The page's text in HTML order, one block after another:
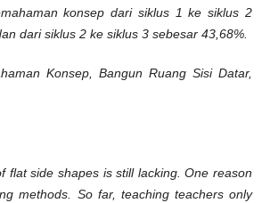
konsepdari siklus 1 ke siklus 2
dari siklus 2 ke siklus 3 sebesar 43,68%.
Konsep, Bangun Ruang Sisi Datar,
flat side shapes is still lacking. One reason
methods. So far, teaching teachers only